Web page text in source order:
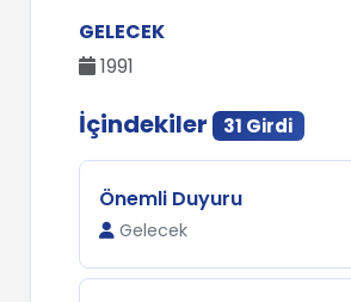
GELECEK
1991
İçindekiler 31 Girdi
Önemli Duyuru
Gelecek